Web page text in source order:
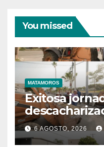
You missed
MATAMOROS
Exitosa
6 AGOSTO, 2026